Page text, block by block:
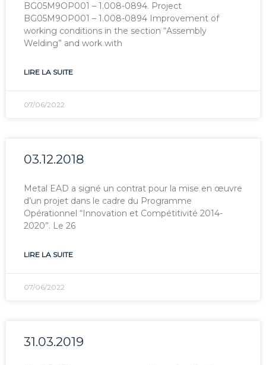
BG05M9OP001 – 1.008-0894. Project
BG05M9OP001 – 1.008-0894 Improvement of
working conditions in the section “Assembly
Welding” and work with
LIRE LA SUITE
07/06/2022
03.12.2018
Metal EAD a signé un contrat pour la mise en œuvre
d’un projet dans le cadre du Programme
Opérationnel “Innovation et Compétitivité 2014-
2020”. Le 26
LIRE LA SUITE
07/06/2022
31.03.2019